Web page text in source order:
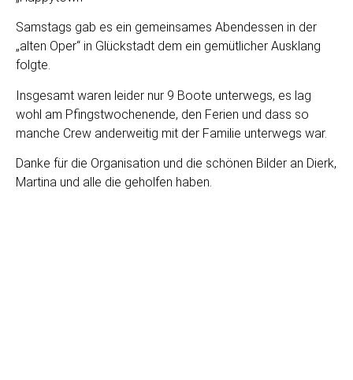
Samstags gab es ein gemeinsames Abendessen in der
„alten Oper“ in Glückstadt dem ein gemütlicher Ausklang
folgte.
Insgesamt waren leider nur 9 Boote unterwegs, es lag
wohl am Pfingstwochenende, den Ferien und dass so
manche Crew anderweitig mit der Familie unterwegs war.
Danke für die Organisation und die schönen Bilder an Dierk,
Martina und alle die geholfen haben.